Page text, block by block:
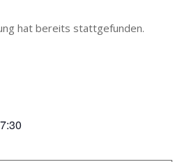
hat bereits stattgefunden.